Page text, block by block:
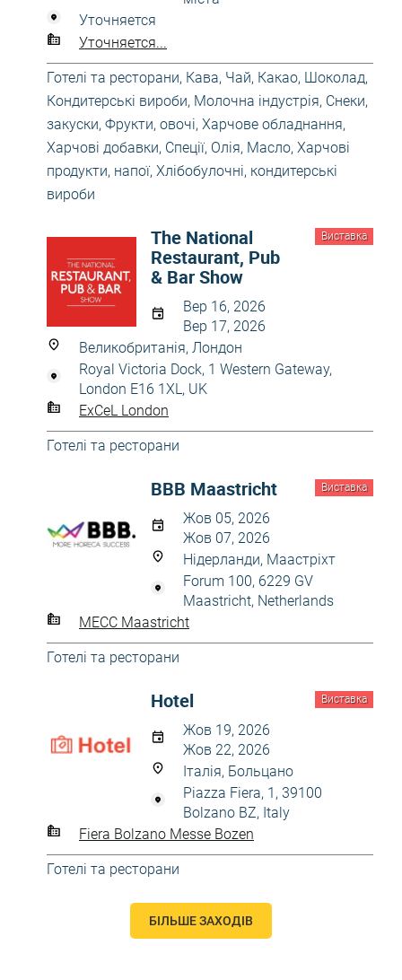
Уточняется
Уточняется...
Готелі та ресторани, Кава, Чай, Какао, Шоколад,
Кондитерські вироби, Молочна індустрія, Снеки,
закуски, Фрукти, овочі, Харчове обладнання,
Харчові добавки, Спеції, Олія, Масло, Харчові
продукти, напої, Хлібобулочні, кондитерські
вироби
Виставка
The National
Restaurant, Pub
& Bar Show
Вер 16, 2026
Вер 17, 2026
Великобританія, Лондон
Royal Victoria Dock, 1 Western Gateway,
London E16 1XL, UK
ExCeL London
Готелі та ресторани
Виставка
BBB Maastricht
Жов 05, 2026
Жов 07, 2026
Нідерланди, Маастріхт
Forum 100, 6229 GV
Maastricht, Netherlands
MECC Maastricht
Готелі та ресторани
Виставка
Hotel
Жов 19, 2026
Жов 22, 2026
Італія, Больцано
Piazza Fiera, 1, 39100
Bolzano BZ, Italy
Fiera Bolzano Messe Bozen
Готелі та ресторани
БІЛЬШЕ ЗАХОДІВ